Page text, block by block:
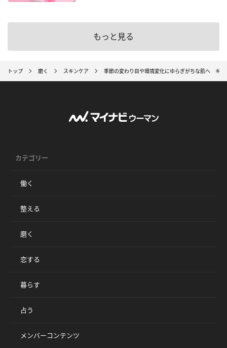
もっと見る
トップ 磨く スキンケア 季節の変わり目や環境変化にゆらぎがちな肌へ キ
カテゴリー
働く
整える
磨く
恋する
暮らす
占う
メンバーコンテンツ